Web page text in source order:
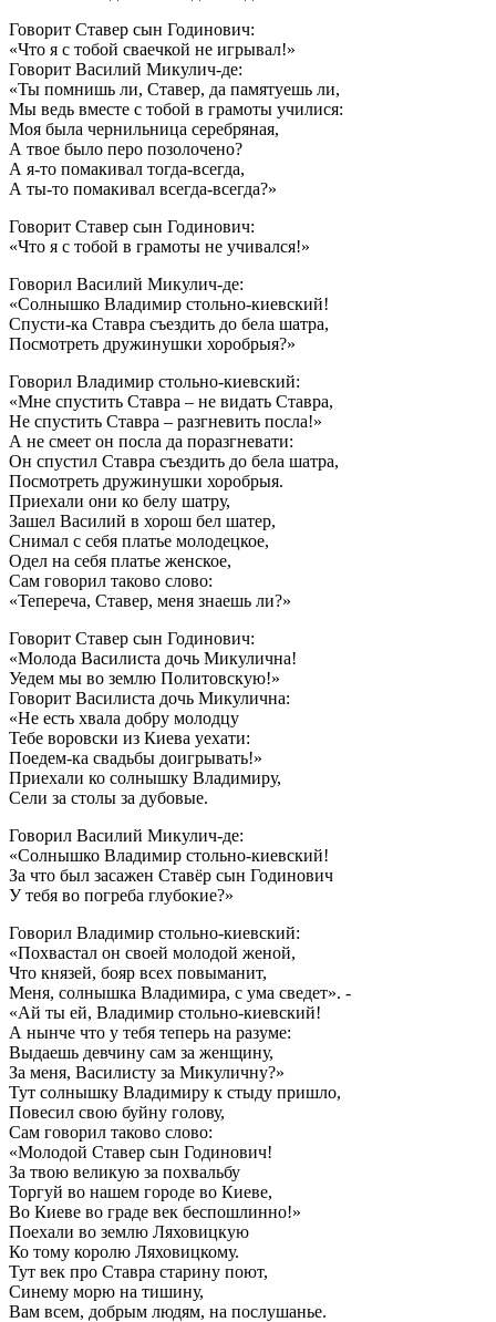
Говорит Ставер сын Годинович:
«Что я с тобой сваечкой не игрывал!»
Говорит Василий Микулич-де:
«Ты помнишь ли, Ставер, да памятуешь ли,
Мы ведь вместе с тобой в грамоты училися:
Моя была чернильница серебряная,
А твое было перо позолочено?
А я-то помакивал тогда-всегда,
А ты-то помакивал всегда-всегда?»
Говорит Ставер сын Годинович:
«Что я с тобой в грамоты не учивался!»
Говорил Василий Микулич-де:
«Солнышко Владимир стольно-киевский!
Спусти-ка Ставра съездить до бела шатра,
Посмотреть дружинушки хоробрыя?»
Говорил Владимир стольно-киевский:
«Мне спустить Ставра – не видать Ставра,
Не спустить Ставра – разгневить посла!»
А не смеет он посла да поразгневати:
Он спустил Ставра съездить до бела шатра,
Посмотреть дружинушки хоробрыя.
Приехали они ко белу шатру,
Зашел Василий в хорош бел шатер,
Снимал с себя платье молодецкое,
Одел на себя платье женское,
Сам говорил таково слово:
«Тепереча, Ставер, меня знаешь ли?»
Говорит Ставер сын Годинович:
«Молода Василиста дочь Микулична!
Уедем мы во землю Политовскую!»
Говорит Василиста дочь Микулична:
«Не есть хвала добру молодцу
Тебе воровски из Киева уехати:
Поедем-ка свадьбы доигрывать!»
Приехали ко солнышку Владимиру,
Сели за столы за дубовые.
Говорил Василий Микулич-де:
«Солнышко Владимир стольно-киевский!
За что был засажен Ставёр сын Годинович
У тебя во погреба глубокие?»
Говорил Владимир стольно-киевский:
«Похвастал он своей молодой женой,
Что князей, бояр всех повыманит,
Меня, солнышка Владимира, с ума сведет». -
«Ай ты ей, Владимир стольно-киевский!
А нынче что у тебя теперь на разуме:
Выдаешь девчину сам за женщину,
За меня, Василисту за Микуличну?»
Тут солнышку Владимиру к стыду пришло,
Повесил свою буйну голову,
Сам говорил таково слово:
«Молодой Ставер сын Годинович!
За твою великую за похвальбу
Торгуй во нашем городе во Киеве,
Во Киеве во граде век беспошлинно!»
Поехали во землю Ляховицкую
Ко тому королю Ляховицкому.
Тут век про Ставра старину поют,
Синему морю на тишину,
Вам всем, добрым людям, на послушанье.